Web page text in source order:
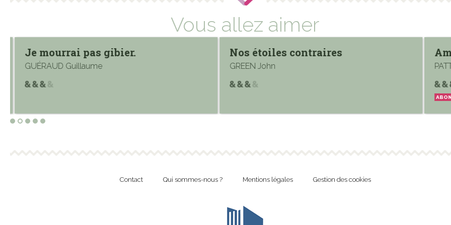
Vous allez aimer
Je mourrai pas gibier.
GUÉRAUD Guillaume
Nos étoiles contraires
GREEN John
Contact Qui sommes-nous ? Mentions légales Gestion des cookies